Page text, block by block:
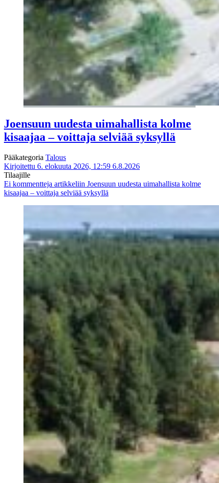
Joensuun uudesta uimahallista kolme
kisaajaa – voittaja selviää syksyllä
Pääkategoria Talous
Kirjoitettu 6. elokuuta 2026, 12:59 6.8.2026
Tilaajille
Ei kommentteja artikkeliin Joensuun uudesta uimahallista kolme
kisaajaa – voittaja selviää syksyllä